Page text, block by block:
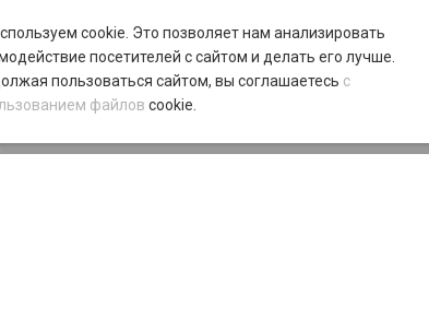
Программа лояльности
cookie. Это позволяет нам анализировать
посетителей с сайтом и делать его лучше.
пользоваться сайтом, вы соглашаетесь с
файлов cookie.